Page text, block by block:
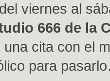
viernes al
666 de la
una cita con el
para